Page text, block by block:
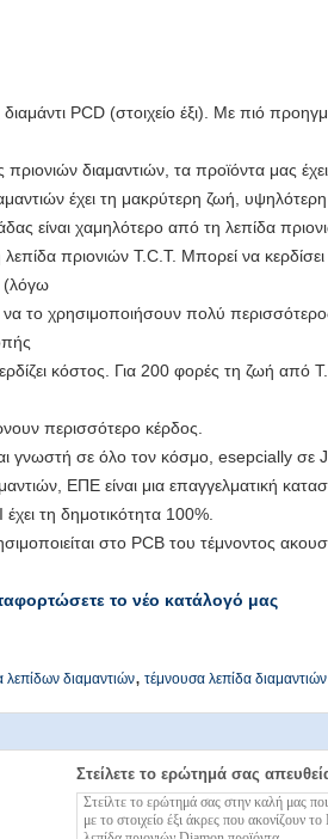
PCD (στοιχείο έξι). Με πιό
διαμαντιών, τα προϊόντα μας
έχει τη μακρύτερη ζωή,
είναι χαμηλότερο από τη λεπίδα
πριονιών T.C.T. Μπορεί να
(λόγω
να το χρησιμοποιήσουν πολύ
κόστος. Για 200 φορές τη ζωή από
περισσότερο κέρδος.
γνωστή σε όλο τον κόσμο, esepcially σε
ΕΠΕ είναι μια επαγγελματική
τη δημοτικότητα 100%.
στο PCB του τέμνοντος
το νέο κατάλογό μας
λεπίδων διαμαντιών, τέμνουσα λεπίδα διαμαντιών
Στείλετε το ερώτημά σας